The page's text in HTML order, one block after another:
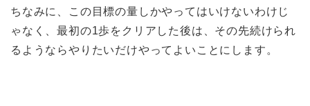
ちなみに、この目標の量しかやってはいけないわけじ
ゃなく、最初の1歩をクリアした後は、その先続けられ
るようならやりたいだけやってよいことにします。